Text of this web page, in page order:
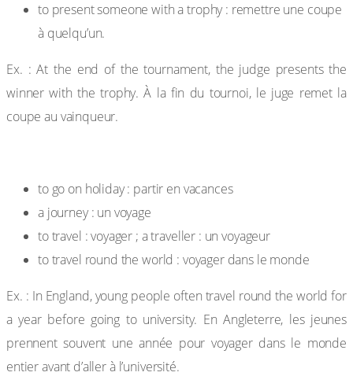
to present someone with a trophy : remettre une coupe
à quelqu’un.
Ex. : At the end of the tournament, the judge presents the
winner with the trophy. À la fin du tournoi, le juge remet la
coupe au vainqueur.
to go on holiday : partir en vacances
a journey : un voyage
to travel : voyager ; a traveller : un voyageur
to travel round the world : voyager dans le monde
Ex. : In England, young people often travel round the world for
a year before going to university. En Angleterre, les jeunes
prennent souvent une année pour voyager dans le monde
entier avant d’aller à l’université.